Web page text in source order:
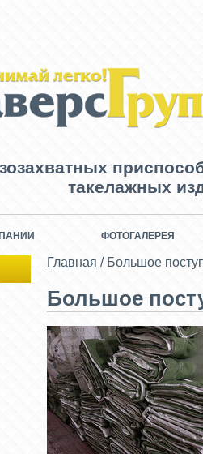
такелажных
ФОТОГАЛЕРЕЯ
Главная / Большое
Большое